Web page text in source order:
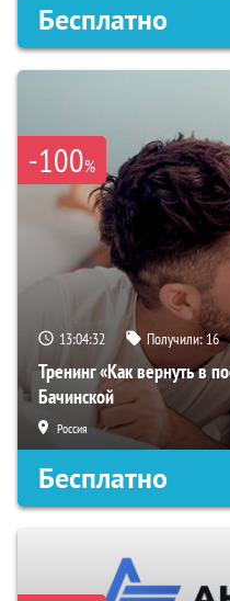
Бесплатно
-100%
13:04:31 Получили:16
Тренинг «Как вернуть в
Бачинской
Россия
Бесплатно